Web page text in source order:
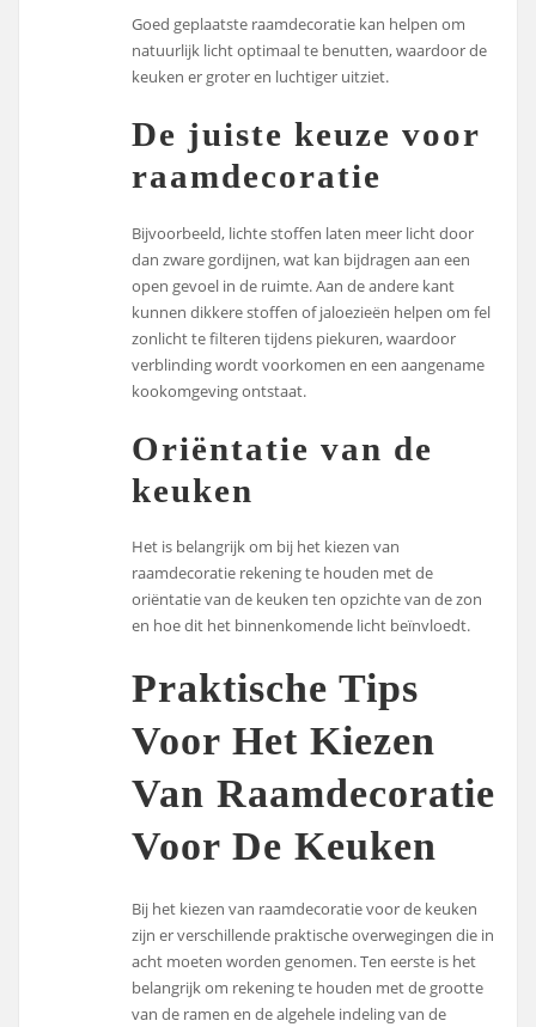
Goed geplaatste raamdecoratie kan helpen om
natuurlijk licht optimaal te benutten, waardoor de
keuken er groter en luchtiger uitziet.
De juiste keuze voor
raamdecoratie
Bijvoorbeeld, lichte stoffen laten meer licht door
dan zware gordijnen, wat kan bijdragen aan een
open gevoel in de ruimte. Aan de andere kant
kunnen dikkere stoffen of jaloezieën helpen om fel
zonlicht te filteren tijdens piekuren, waardoor
verblinding wordt voorkomen en een aangename
kookomgeving ontstaat.
Oriëntatie van de
keuken
Het is belangrijk om bij het kiezen van
raamdecoratie rekening te houden met de
oriëntatie van de keuken ten opzichte van de zon
en hoe dit het binnenkomende licht beïnvloedt.
Praktische Tips
Voor Het Kiezen
Van Raamdecoratie
Voor De Keuken
Bij het kiezen van raamdecoratie voor de keuken
zijn er verschillende praktische overwegingen die in
acht moeten worden genomen. Ten eerste is het
belangrijk om rekening te houden met de grootte
van de ramen en de algehele indeling van de